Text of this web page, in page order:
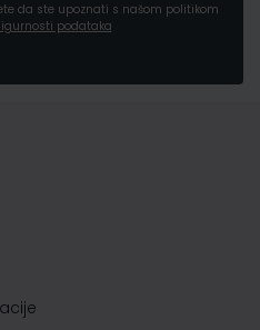
da ste upoznati s našom politikom
podataka